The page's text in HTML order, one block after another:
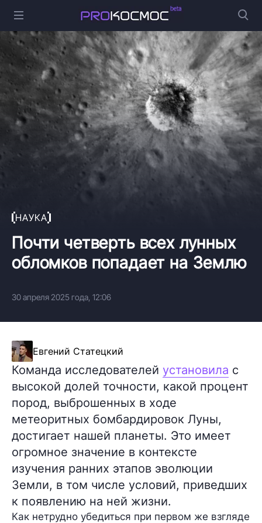
НАУКА
Почти четверть всех лунных
обломков попадает на Землю
30 апреля 2025 года, 12:06
Евгений Статецкий
Команда исследователей установила с
высокой долей точности, какой процент
пород, выброшенных в ходе
метеоритных бомбардировок Луны,
достигает нашей планеты. Это имеет
огромное значение в контексте
изучения ранних этапов эволюции
Земли, в том числе условий, приведших
к появлению на ней жизни.
Как нетрудно убедиться при первом же взгляде